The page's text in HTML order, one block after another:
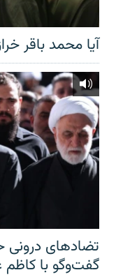
آیا محمد باقر
تضادهای درونی
گفت‌‌وگو با کاظم